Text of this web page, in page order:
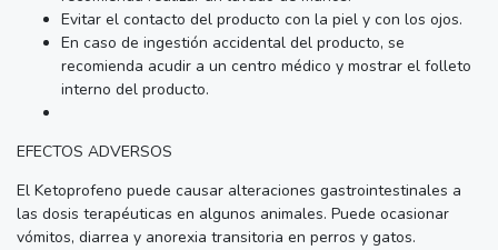
Evitar el contacto del producto con la piel y con los ojos.
En caso de ingestión accidental del producto, se
recomienda acudir a un centro médico y mostrar el folleto
interno del producto.
EFECTOS ADVERSOS
El Ketoprofeno puede causar alteraciones gastrointestinales a
las dosis terapéuticas en algunos animales. Puede ocasionar
vómitos, diarrea y anorexia transitoria en perros y gatos.